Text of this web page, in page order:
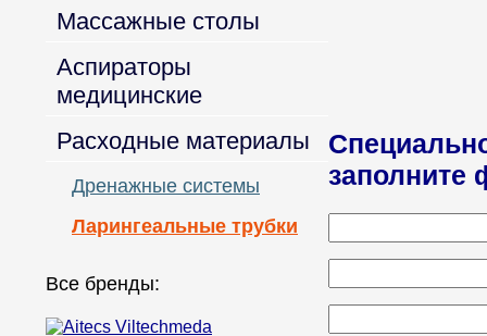
заполните
Массажные столы
Аспираторы
медицинские
Расходные материалы
Дренажные системы
Ларингеальные трубки
Все бренды: